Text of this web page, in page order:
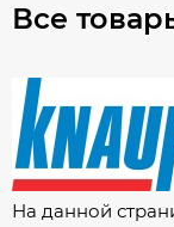
Все
На данной